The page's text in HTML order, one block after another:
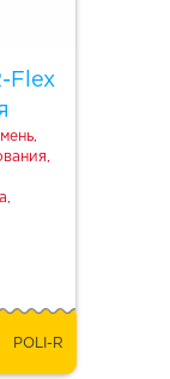
Flex
POLI-R